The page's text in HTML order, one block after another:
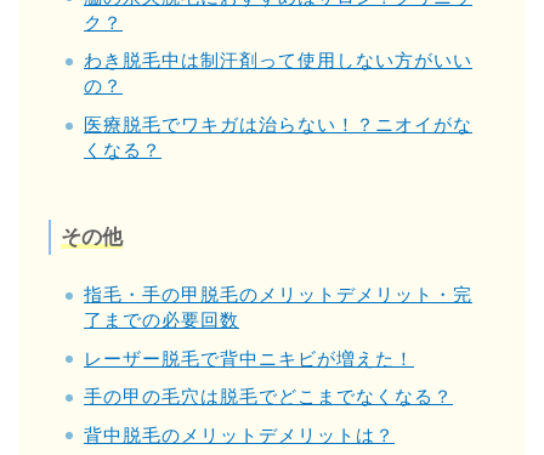
ク？
わき脱毛中は制汗剤って使用しない方がいい
の？
医療脱毛でワキガは治らない！？ニオイがな
くなる？
その他
指毛・手の甲脱毛のメリットデメリット・完
了までの必要回数
レーザー脱毛で背中ニキビが増えた！
手の甲の毛穴は脱毛でどこまでなくなる？
背中脱毛のメリットデメリットは？